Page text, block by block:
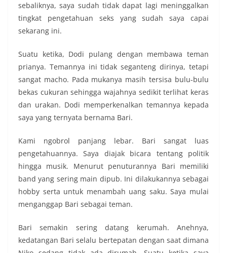
sebaliknya, saya sudah tidak dapat lagi meninggalkan
tingkat pengetahuan seks yang sudah saya capai
sekarang ini.
Suatu ketika, Dodi pulang dengan membawa teman
prianya. Temannya ini tidak seganteng dirinya, tetapi
sangat macho. Pada mukanya masih tersisa bulu-bulu
bekas cukuran sehingga wajahnya sedikit terlihat keras
dan urakan. Dodi memperkenalkan temannya kepada
saya yang ternyata bernama Bari.
Kami ngobrol panjang lebar. Bari sangat luas
pengetahuannya. Saya diajak bicara tentang politik
hingga musik. Menurut penuturannya Bari memiliki
band yang sering main dipub. Ini dilakukannya sebagai
hobby serta untuk menambah uang saku. Saya mulai
menganggap Bari sebagai teman.
Bari semakin sering datang kerumah. Anehnya,
kedatangan Bari selalu bertepatan dengan saat dimana